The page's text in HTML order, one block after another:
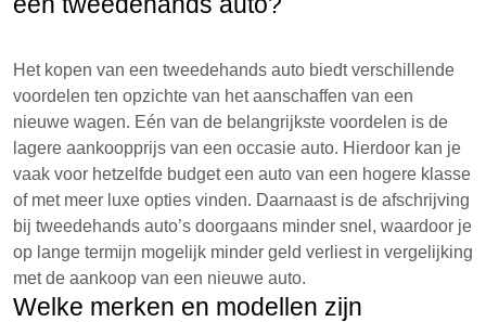
Het kopen van een tweedehands auto biedt verschillende
voordelen ten opzichte van het aanschaffen van een
nieuwe wagen. Eén van de belangrijkste voordelen is de
lagere aankoopprijs van een occasie auto. Hierdoor kan je
vaak voor hetzelfde budget een auto van een hogere klasse
of met meer luxe opties vinden. Daarnaast is de afschrijving
bij tweedehands auto’s doorgaans minder snel, waardoor je
op lange termijn mogelijk minder geld verliest in vergelijking
met de aankoop van een nieuwe auto.
Welke merken en modellen zijn